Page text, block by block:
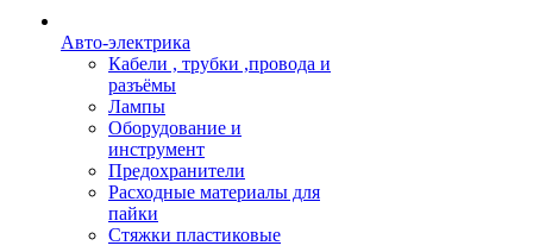
Авто-электрика
Кабели , трубки ,провода и
разъёмы
Лампы
Оборудование и
инструмент
Предохранители
Расходные материалы для
пайки
Стяжки пластиковые